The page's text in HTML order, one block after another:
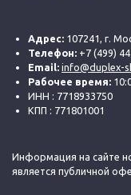
Адрес: 107241, г.
Телефон: +7 (499)
Email: info@duplex-
Рабочее время:
ИНН : 7718933750
КПП : 771801001
Информация на сайте
является публичной